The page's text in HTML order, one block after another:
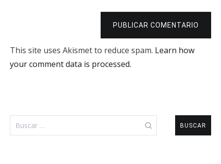
PUBLICAR COMENTARIO
This site uses Akismet to reduce spam. Learn how
your comment data is processed.